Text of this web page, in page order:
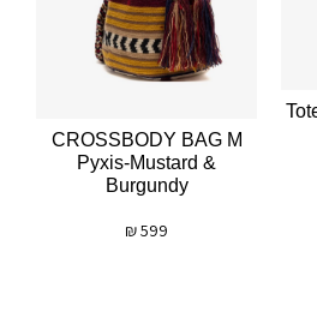
CROSSBODY BAG M
Pyxis-Mustard &
Burgundy
599
₪